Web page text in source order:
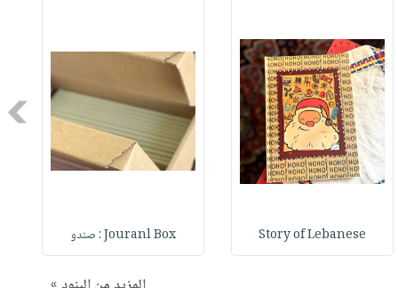
Story of Lebanese Jouranl Box : صندو